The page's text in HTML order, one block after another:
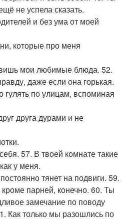
не успела сказать.
и без ума от моей
которые про меня
мои любимые блюда. 52.
даже если она горькая.
по улицам, вспоминая
друга дурами и не
57. В твоей комнате такие
у меня.
тянет на подвиги. 59.
парней, конечно. 60. Ты
замечание по поводу
Как только мы разошлись по